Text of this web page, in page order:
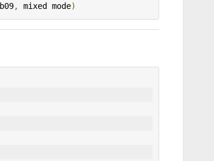
b09, mixed mode)